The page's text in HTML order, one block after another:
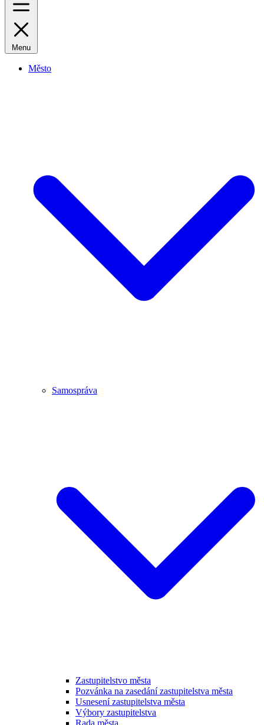
Menu
Město
Samospráva
Zastupitelstvo města
Pozvánka na zasedání zastupitelstva města
Usnesení zastupitelstva města
Výbory zastupitelstva
Rada města